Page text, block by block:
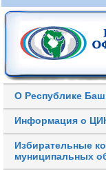
О Республике
Информация о
Избирательные
муниципальных